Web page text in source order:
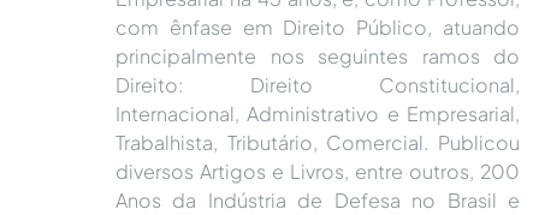
com ênfase em Direito Público, atuando
principalmente nos seguintes ramos do
Direito: Direito Constitucional,
Internacional, Administrativo e Empresarial,
Trabalhista, Tributário, Comercial. Publicou
diversos Artigos e Livros, entre outros, 200
Anos da Indústria de Defesa no Brasil e